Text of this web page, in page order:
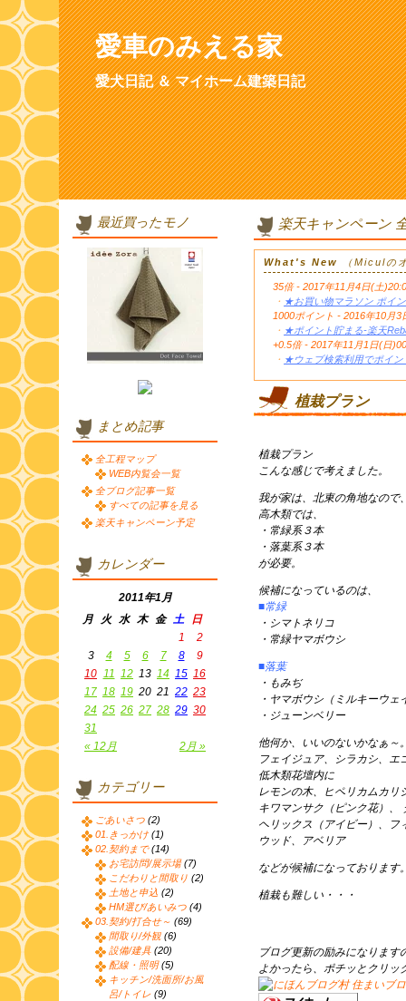
愛車のみえる家
愛犬日記 ＆ マイホーム建築日記
楽天キャンペーン
What's New （Miculの
35倍 - 2017年11月4日(土
・ ★お買い物マラソン ポイ
1000ポイント - 2016年10月
・ ★ポイント貯まる-楽天
+0.5倍 - 2017年11月1日(日
・ ★ウェブ検索利用でポイン
植栽プラン
植栽プラン
こんな感じで考えました。
我が家は、北東の角地なので
高木類では、
・常緑系３本
・落葉系３本
が必要。
候補になっているのは、
■常緑
・シマトネリコ
・常緑ヤマボウシ
■落葉
・もみぢ
・ヤマボウシ（ミルキーウェ
・ジューンベリー
他何か、いいのないかなぁ～
フェイジュア、シラカシ、
低木類花壇内に
レモンの木、ヒペリカムカリ
キワマンサク（ピンク花）、
ヘリックス（アイビー）、フ
ウッド、アベリア
などが候補になっております
植栽も難しい・・・
ブログ更新の励みになります
よかったら、ポチッとクリッ
最近買ったモノ
まとめ記事
全工程マップ
WEB内覧会一覧
全ブログ記事一覧
すべての記事を見る
楽天キャンペーン予定
カレンダー
2011年1月
月
火 水 木 金 土 日
« 12月 2月 »
1
2
3
4 5 6 7 8
9
10 11 12 13 14 15 16
17 18 19 20 21 22 23
24 25 26 27 28 29 30
31
カテゴリー
ごあいさつ (2)
01.きっかけ (1)
02.契約まで(14)
お宅訪問/展示場(7)
こだわりと間取り (2)
土地と申込 (2)
HM選び/あいみつ (4)
03.契約/打合せ～ (69)
間取り/外観 (6)
設備/建具 (20)
配線・照明(5)
キッチン/洗面所/お風
呂/トイレ (9)